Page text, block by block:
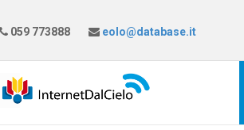
059 773888 eolo@database.it